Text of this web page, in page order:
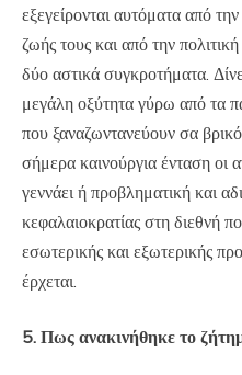
εξεγείρονται αυτόματα από
ζωής τους και από την
δύο αστικά συγκροτήματα.
μεγάλη οξύτητα γύρω από τα
που ξαναζωντανεύουν σα
σήμερα καινούργια ένταση οι
γεννάει ή προβληματική και
κεφαλαιοκρατίας στη διεθνή
εσωτερικής και εξωτερικής
έρχεται.
5. Πως ανακινήθηκε το